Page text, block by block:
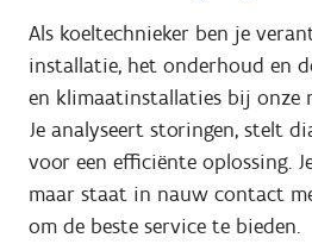
Als koeltechnieker ben je
installatie, het onderhoud en
en klimaatinstallaties bij onze
Je analyseert storingen, stelt
voor een efficiënte oplossing.
maar staat in nauw contact
om de beste service te bieden.